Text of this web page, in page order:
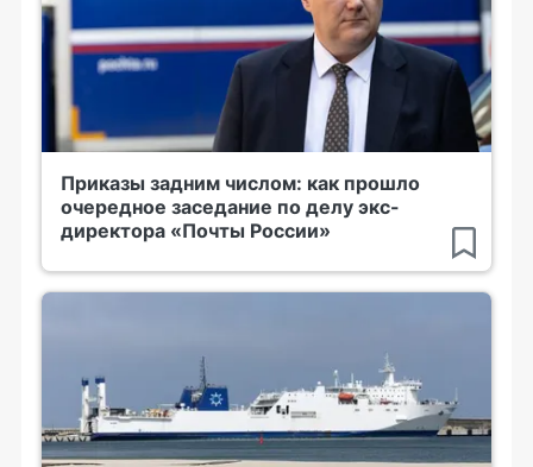
Приказы задним числом: как прошло
очередное заседание по делу экс-
директора «Почты России»